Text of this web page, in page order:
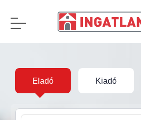
Eladó Kiadó